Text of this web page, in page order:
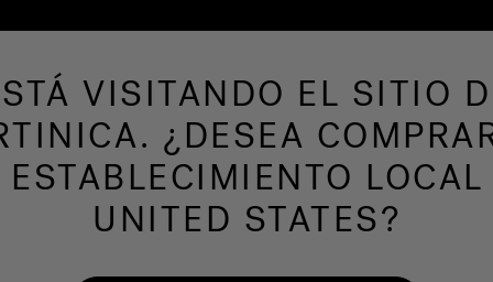
de hidromasaje Más productos Nuestra
VISITANDO EL SITIO
¿DESEA
ESTABLECIMIENTO LOCAL
UNITED STATES?